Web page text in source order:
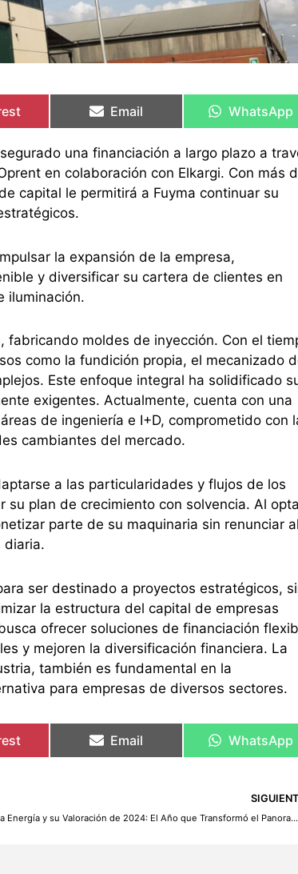
en
Email
en
WhatsApp
una financiación a largo plazo a
en colaboración con Elkargi. Con más
capital le permitirá a Fuyma continuar su
la expansión de la empresa,
y diversificar su cartera de clientes en
iluminación.
moldes de inyección. Con el
como la fundición propia, el mecanizado
Este enfoque integral ha solidificado
exigentes. Actualmente, cuenta con una
de ingeniería e I+D, comprometido con
cambiantes del mercado.
a las particularidades y flujos de los
plan de crecimiento con solvencia. Al
parte de su maquinaria sin renunciar al
diaria.
ser destinado a proyectos estratégicos,
la estructura del capital de empresas
ofrecer soluciones de financiación
y mejoren la diversificación financiera. La
también es fundamental en la
para empresas de diversos sectores.
en
Email
en
WhatsApp
Gana Energía y su Valoración de 2024: El Año que Transformó el Panorama Energético en España